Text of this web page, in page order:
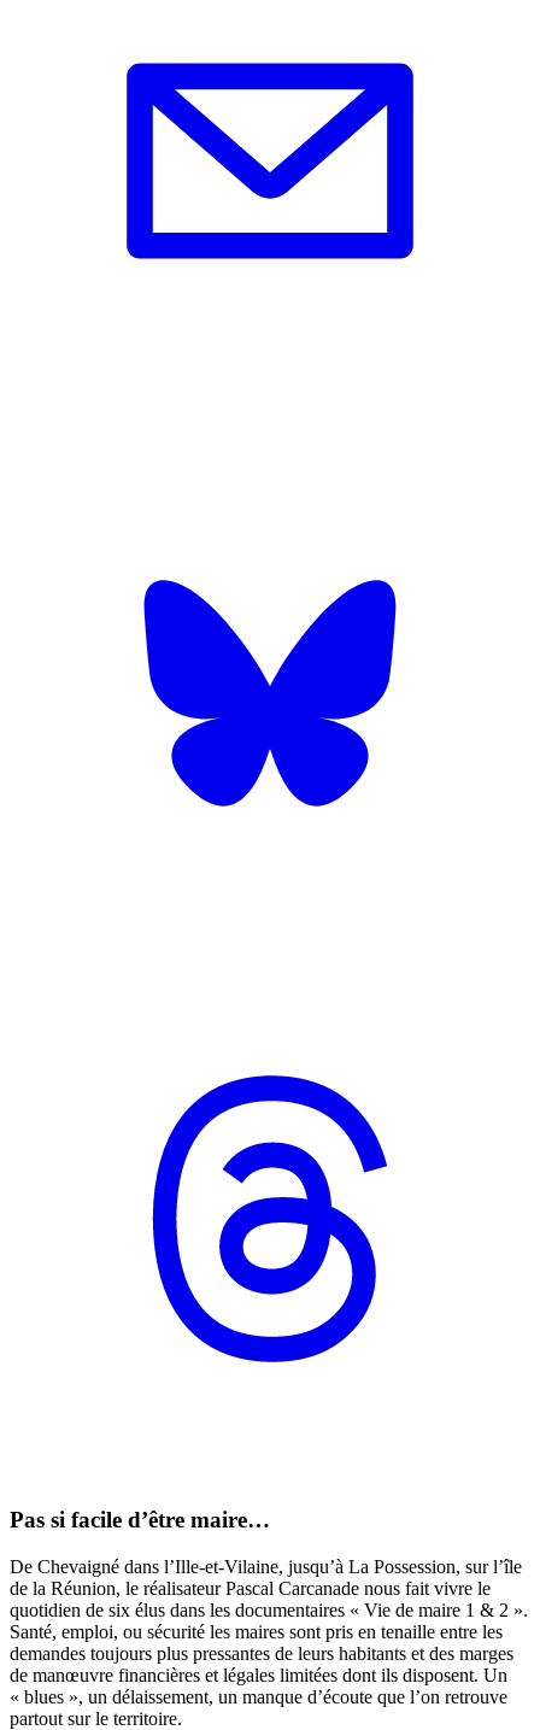
Pas si facile d’être maire…
De Chevaigné dans l’Ille-et-Vilaine, jusqu’à La Possession, sur l’île
de la Réunion, le réalisateur Pascal Carcanade nous fait vivre le
quotidien de six élus dans les documentaires « Vie de maire 1 & 2 ».
Santé, emploi, ou sécurité les maires sont pris en tenaille entre les
demandes toujours plus pressantes de leurs habitants et des marges
de manœuvre financières et légales limitées dont ils disposent. Un
« blues », un délaissement, un manque d’écoute que l’on retrouve
partout sur le territoire.